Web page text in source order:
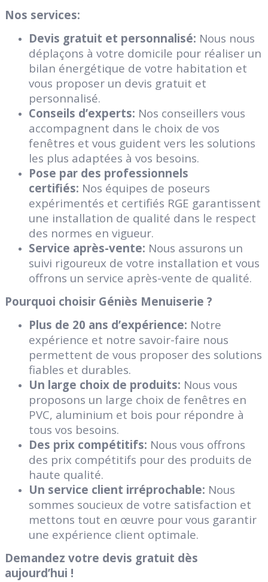
Nos services:
Devis gratuit et personnalisé: Nous nous
déplaçons à votre domicile pour réaliser un
bilan énergétique de votre habitation et
vous proposer un devis gratuit et
personnalisé.
Conseils d’experts: Nos conseillers vous
accompagnent dans le choix de vos
fenêtres et vous guident vers les solutions
les plus adaptées à vos besoins.
Pose par des professionnels
certifiés: Nos équipes de poseurs
expérimentés et certifiés RGE garantissent
une installation de qualité dans le respect
des normes en vigueur.
Service après-vente: Nous assurons un
suivi rigoureux de votre installation et vous
offrons un service après-vente de qualité.
Pourquoi choisir Géniès Menuiserie ?
Plus de 20 ans d’expérience: Notre
expérience et notre savoir-faire nous
permettent de vous proposer des solutions
fiables et durables.
Un large choix de produits: Nous vous
proposons un large choix de fenêtres en
PVC, aluminium et bois pour répondre à
tous vos besoins.
Des prix compétitifs: Nous vous offrons
des prix compétitifs pour des produits de
haute qualité.
Un service client irréprochable: Nous
sommes soucieux de votre satisfaction et
mettons tout en œuvre pour vous garantir
une expérience client optimale.
Demandez votre devis gratuit dès
aujourd’hui !